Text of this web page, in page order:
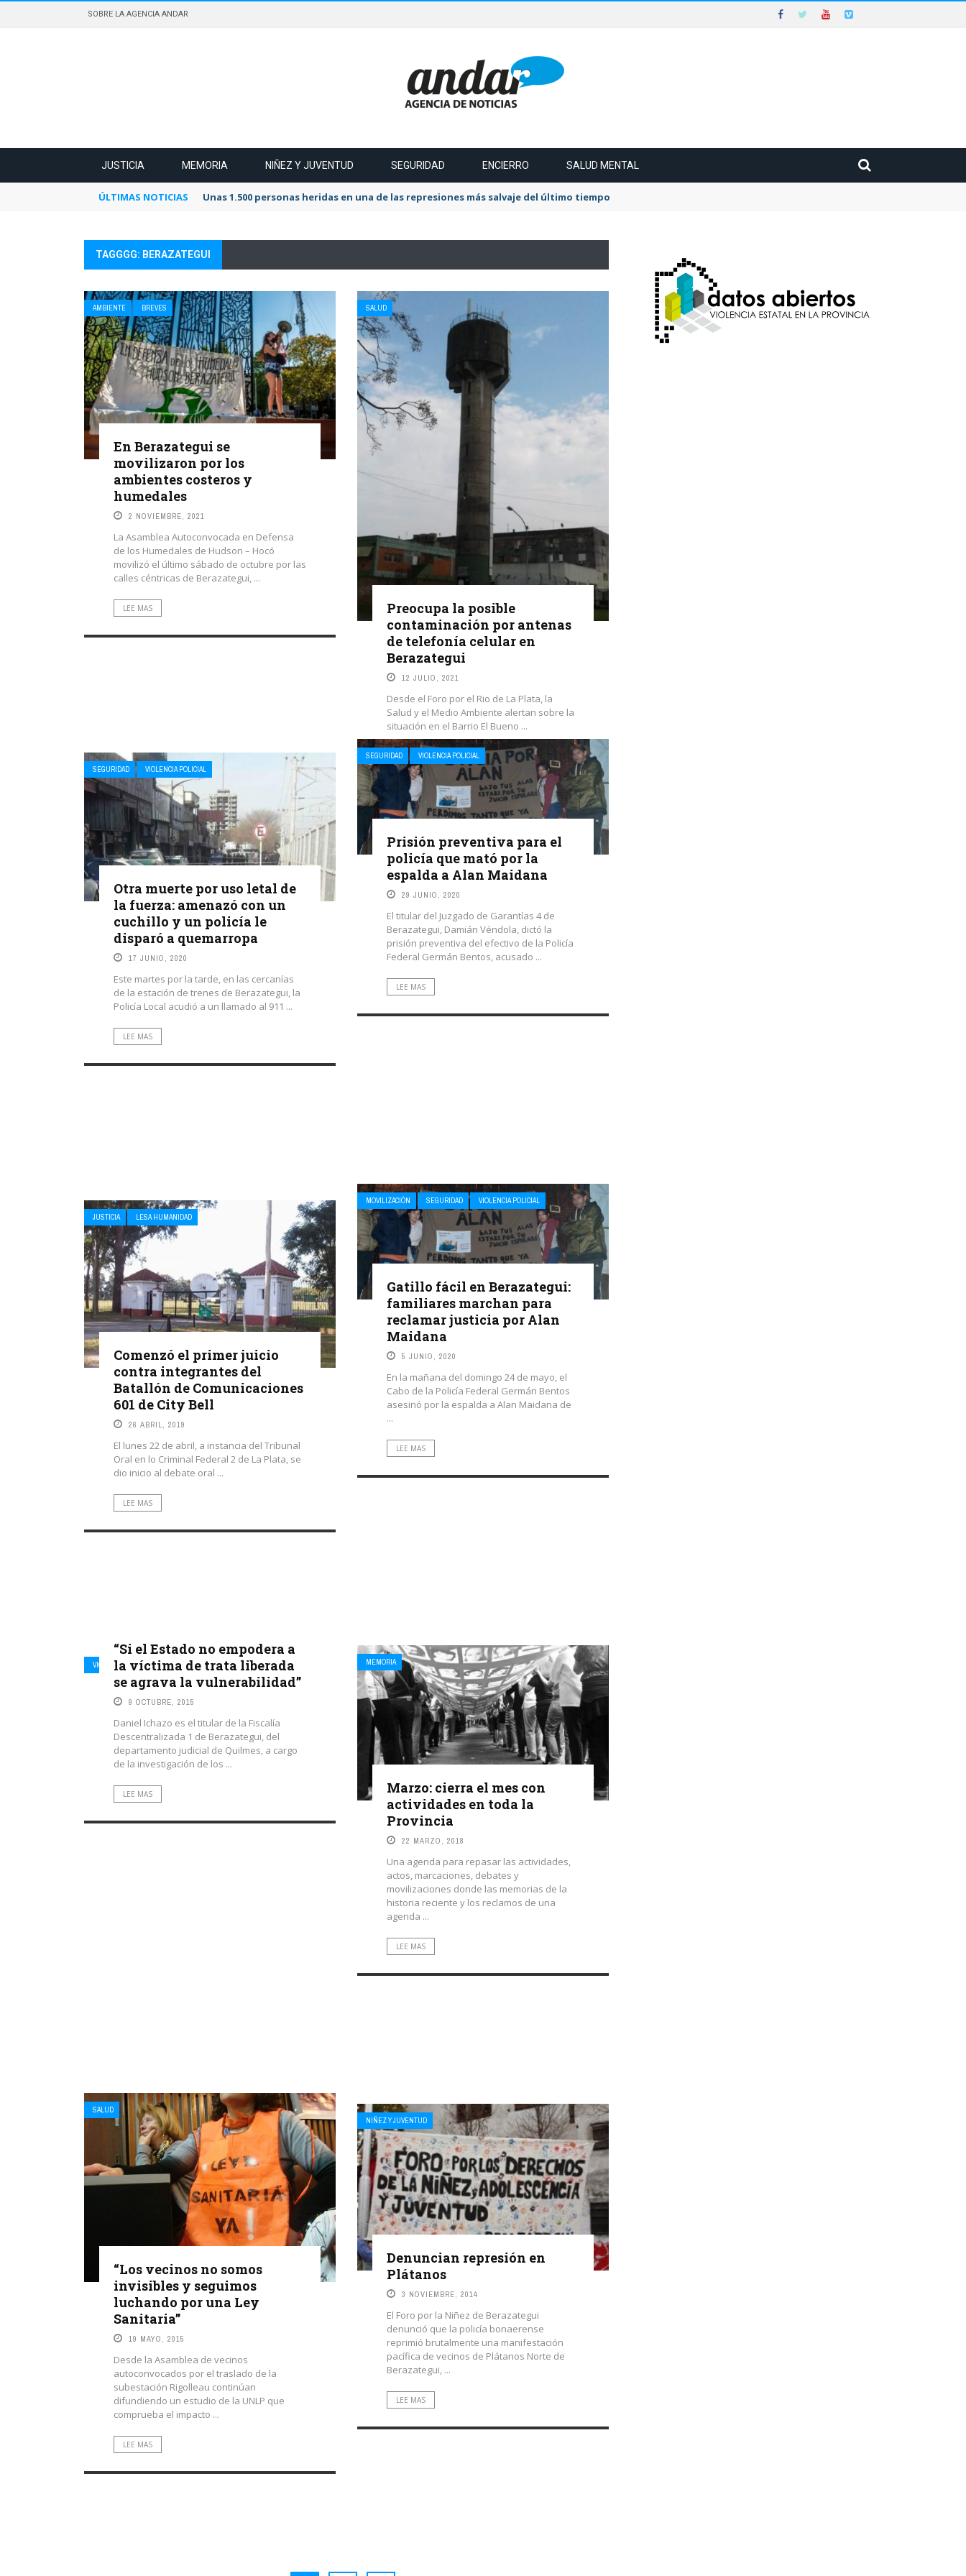
SOBRE LA AGENCIA ANDAR
JUSTICIA MEMORIA NIÑEZ Y JUVENTUD SEGURIDAD ENCIERRO SALUD MENTAL
ÚLTIMAS NOTICIAS Unas 1.500 personas heridas en una de las represiones más salvaje del último tiempo
TAGGGG: BERAZATEGUI
AMBIENTE BREVES
En Berazategui se
movilizaron por los
ambientes costeros y
humedales
2 NOVIEMBRE, 2021
La Asamblea Autoconvocada en Defensa
de los Humedales de Hudson – Hocó
movilizó el último sábado de octubre por las
calles céntricas de Berazategui, ...
LEE MAS
SALUD
Preocupa la posible
contaminación por antenas
de telefonía celular en
Berazategui
12 JULIO, 2021
Desde el Foro por el Rio de La Plata, la
Salud y el Medio Ambiente alertan sobre la
situación en el Barrio El Bueno ...
LEE MAS
SEGURIDAD VIOLENCIA POLICIAL
Prisión preventiva para el
policía que mató por la
espalda a Alan Maidana
29 JUNIO, 2020
El titular del Juzgado de Garantías 4 de
Berazategui, Damián Véndola, dictó la
prisión preventiva del efectivo de la Policía
Federal Germán Bentos, acusado ...
LEE MAS
SEGURIDAD VIOLENCIA POLICIAL
Otra muerte por uso letal de
la fuerza: amenazó con un
cuchillo y un policía le
disparó a quemarropa
17 JUNIO, 2020
Este martes por la tarde, en las cercanías
de la estación de trenes de Berazategui, la
Policía Local acudió a un llamado al 911 ...
LEE MAS
MOVILIZACIÓN SEGURIDAD VIOLENCIA POLICIAL
Gatillo fácil en Berazategui:
familiares marchan para
reclamar justicia por Alan
Maidana
5 JUNIO, 2020
En la mañana del domingo 24 de mayo, el
Cabo de la Policía Federal Germán Bentos
asesinó por la espalda a Alan Maidana de
...
LEE MAS
JUSTICIA LESA HUMANIDAD
Comenzó el primer juicio
contra integrantes del
Batallón de Comunicaciones
601 de City Bell
26 ABRIL, 2019
El lunes 22 de abril, a instancia del Tribunal
Oral en lo Criminal Federal 2 de La Plata, se
dio inicio al debate oral ...
LEE MAS
MEMORIA
Marzo: cierra el mes con
actividades en toda la
Provincia
22 MARZO, 2018
Una agenda para repasar las actividades,
actos, marcaciones, debates y
movilizaciones donde las memorias de la
historia reciente y los reclamos de una
agenda ...
LEE MAS
VIOLENCIA POLICIAL
“Si el Estado no empodera a
la víctima de trata liberada
se agrava la vulnerabilidad”
9 OCTUBRE, 2015
Daniel Ichazo es el titular de la Fiscalía
Descentralizada 1 de Berazategui, del
departamento judicial de Quilmes, a cargo
de la investigación de los ...
LEE MAS
SALUD
“Los vecinos no somos
invisibles y seguimos
luchando por una Ley
Sanitaria”
19 MAYO, 2015
Desde la Asamblea de vecinos
autoconvocados por el traslado de la
subestación Rigolleau continúan
difundiendo un estudio de la UNLP que
comprueba el impacto ...
LEE MAS
NIÑEZ Y JUVENTUD
Denuncian represión en
Plátanos
3 NOVIEMBRE, 2014
El Foro por la Niñez de Berazategui
denunció que la policía bonaerense
reprimió brutalmente una manifestación
pacífica de vecinos de Plátanos Norte de
Berazategui, ...
LEE MAS